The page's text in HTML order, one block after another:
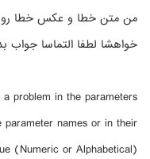
من متن خطا و عكس خطا رو
خواهشا لطفا التماسا جواب
problem in the parameters
parameter names or in their
(Numeric or Alphabetical).